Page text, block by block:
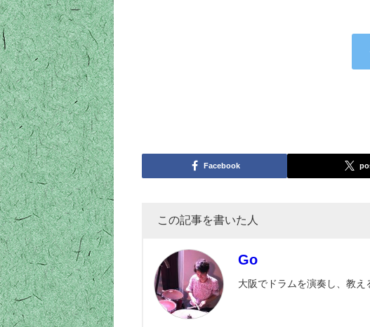
Facebook
この記事を書いた人
Go
大阪でドラムを演奏し、教え